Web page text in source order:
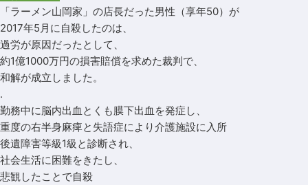
「ラーメン山岡家」の店長だった男性（享年50）が
2017年5月に自殺したのは、
過労が原因だったとして、
約1億1000万円の損害賠償を求めた裁判で、
和解が成立しました。
.
勤務中に脳内出血とくも膜下出血を発症し、
重度の右半身麻痺と失語症により介護施設に入所
後遺障害等級1級と診断され、
社会生活に困難をきたし、
悲観したことで自殺